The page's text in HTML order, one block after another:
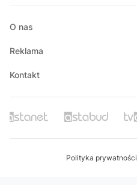
O nas
Reklama
Kontakt
Polityka prywatności